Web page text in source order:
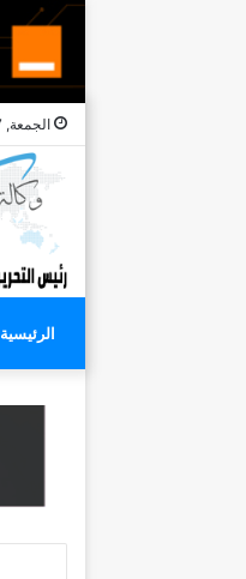
الجمعة, 7 أغسطس, 2026
الرئيسية